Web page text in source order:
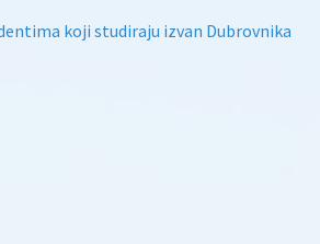
koji studiraju izvan Dubrovnika